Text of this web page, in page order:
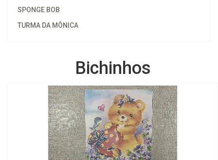
SPONGE BOB
TURMA DA MÔNICA
Bichinhos